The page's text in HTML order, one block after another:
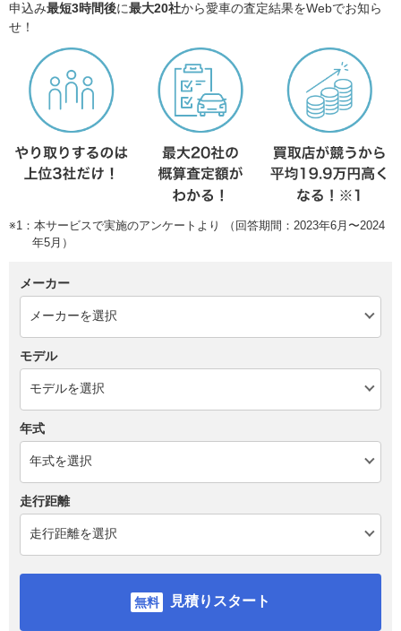
申込み最短3時間後に最大20社から愛車の査定結果をWebでお知ら
せ！
※1：本サービスで実施のアンケートより （回答期間：2023年6月〜2024
年5月）
メーカー
モデル
年式
走行距離
見積りスタート